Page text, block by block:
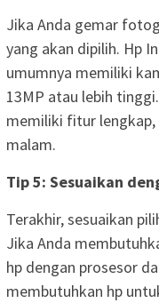
Jika Anda gemar
yang akan dipilih. Hp
umumnya memiliki
13MP atau lebih
memiliki fitur
malam.
Tip 5: Sesuaikan
Terakhir, sesuaikan
Jika Anda
hp dengan prosesor
membutuhkan hp